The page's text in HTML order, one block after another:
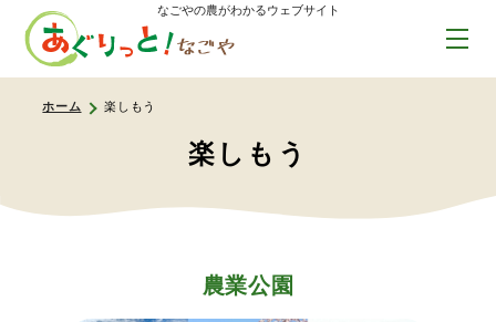
なごやの農がわかるウェブサイト
ホーム 楽しもう
楽しもう
農業公園